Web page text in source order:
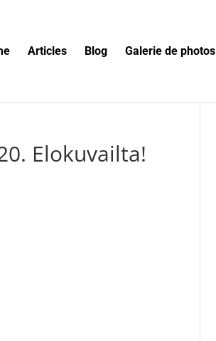
Articles Blog Galerie de photos
Elokuvailta!